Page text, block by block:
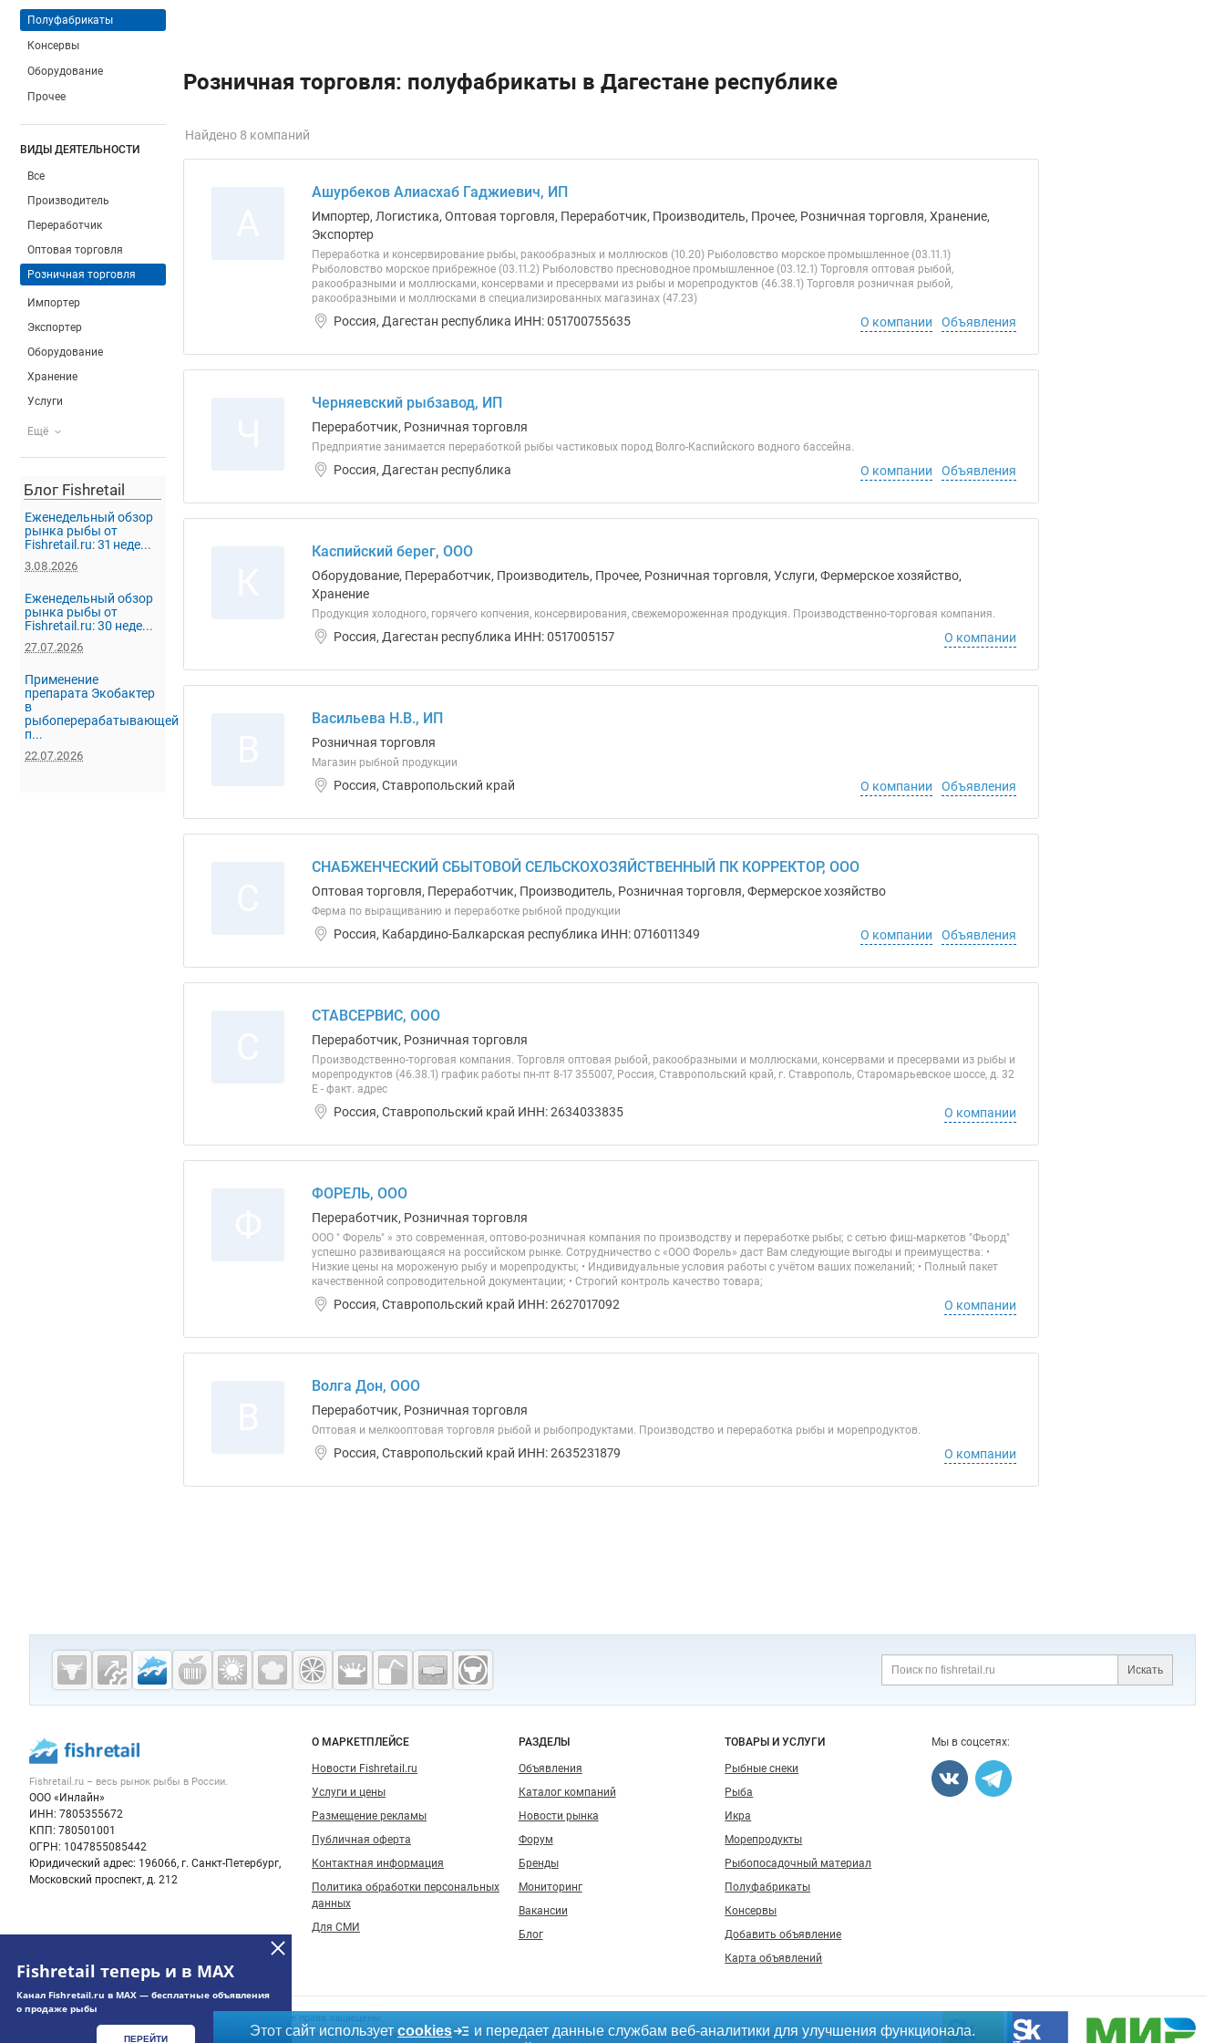
Полуфабрикаты
Консервы
Оборудование
Прочее
ВИДЫ ДЕЯТЕЛЬНОСТИ
Все
Производитель
Переработчик
Оптовая торговля
Розничная торговля
Импортер
Экспортер
Оборудование
Хранение
Услуги
Ещё
Блог Fishretail
Еженедельный обзор
рынка рыбы от
Fishretail.ru: 31 неде...
3.08.2026
Еженедельный обзор
рынка рыбы от
Fishretail.ru: 30 неде...
27.07.2026
Применение
препарата Экобактер
в
рыбоперерабатывающей
п...
22.07.2026
Розничная торговля: полуфабрикаты в Дагестане республике
Найдено 8 компаний
Ашурбеков Алиасхаб Гаджиевич, ИП
Импортер, Логистика, Оптовая торговля, Переработчик, Производитель, Прочее, Розничная торговля, Хранение,
Экспортер
Переработка и консервирование рыбы, ракообразных и моллюсков (10.20) Рыболовство морское промышленное (03.11.1)
Рыболовство морское прибрежное (03.11.2) Рыболовство пресноводное промышленное (03.12.1) Торговля оптовая рыбой,
ракообразными и моллюсками, консервами и пресервами из рыбы и морепродуктов (46.38.1) Торговля розничная рыбой,
ракообразными и моллюсками в специализированных магазинах (47.23)
Россия, Дагестан республика ИНН: 051700755635 О компании Объявления
Черняевский рыбзавод, ИП
Переработчик, Розничная торговля
Предприятие занимается переработкой рыбы частиковых пород Волго-Каспийского водного бассейна.
Россия, Дагестан республика О компании Объявления
Каспийский берег, ООО
Оборудование, Переработчик, Производитель, Прочее, Розничная торговля, Услуги, Фермерское хозяйство,
Хранение
Продукция холодного, горячего копчения, консервирования, свежемороженная продукция. Производственно-торговая компания.
Россия, Дагестан республика ИНН: 0517005157 О компании
Васильева Н.В., ИП
Розничная торговля
Магазин рыбной продукции
Россия, Ставропольский край О компании Объявления
СНАБЖЕНЧЕСКИЙ СБЫТОВОЙ СЕЛЬСКОХОЗЯЙСТВЕННЫЙ ПК КОРРЕКТОР, ООО
Оптовая торговля, Переработчик, Производитель, Розничная торговля, Фермерское хозяйство
Ферма по выращиванию и переработке рыбной продукции
Россия, Кабардино-Балкарская республика ИНН: 0716011349 О компании Объявления
СТАВСЕРВИС, ООО
Переработчик, Розничная торговля
Производственно-торговая компания. Торговля оптовая рыбой, ракообразными и моллюсками, консервами и пресервами из рыбы и
морепродуктов (46.38.1) график работы пн-пт 8-17 355007, Россия, Ставропольский край, г. Ставрополь, Старомарьевское шоссе, д. 32
Е - факт. адрес
Россия, Ставропольский край ИНН: 2634033835 О компании
ФОРЕЛЬ, ООО
Переработчик, Розничная торговля
ООО " Форель" » это современная, оптово-розничная компания по производству и переработке рыбы; с сетью фиш-маркетов "Фьорд"
успешно развивающаяся на российском рынке. Сотрудничество с «ООО Форель» даст Вам следующие выгоды и преимущества: •
Низкие цены на мороженую рыбу и морепродукты; • Индивидуальные условия работы с учётом ваших пожеланий; • Полный пакет
качественной сопроводительной документации; • Строгий контроль качество товара;
Россия, Ставропольский край ИНН: 2627017092 О компании
Волга Дон, ООО
Переработчик, Розничная торговля
Оптовая и мелкооптовая торговля рыбой и рыбопродуктами. Производство и переработка рыбы и морепродуктов.
Россия, Ставропольский край ИНН: 2635231879 О компании
Fishretail теперь и в MAX
Канал Fishretail.ru в MAX — бесплатные объявления
о продаже рыбы
ПЕРЕЙТИ
Дополнительная информация
Искать
Cсылки на полезные проекты
Fishretail.ru —
рыба,
Важные разделы и контакты
Fishretail.ru – весь рынок рыбы в России.
ООО «Инлайн»
ИНН: 7805355672
КПП: 780501001
ОГРН: 1047855085442
Юридический адрес: 196066, г. Санкт-Петербург,
Московский проспект, д. 212
Навигация по сайту
О МАРКЕТПЛЕЙСЕ
Новости Fishretail.ru
Услуги и цены
Размещение рекламы
Публичная оферта
Контактная информация
Политика обработки персональных
данных
Для СМИ
РАЗДЕЛЫ
Объявления
Каталог компаний
Новости рынка
Форум
Бренды
Мониторинг
Вакансии
Блог
ТОВАРЫ И УСЛУГИ
Рыбные снеки
Рыба
Икра
Морепродукты
Рыбопосадочный материал
Полуфабрикаты
Консервы
Добавить объявление
Карта объявлений
Мы в соцсетях:
Счетчики, авторское право, логотипы
© 2006‑2026 ООО “Инлайн”. 12+ Все права защищены.
Использование информации, размещенной на данном сайте, допускается только при размещении активной гиперссылки на сайт fishretail.ru
Этот сайт используетcookies
и передает данные службам веб-аналитики для улучшения функционала.